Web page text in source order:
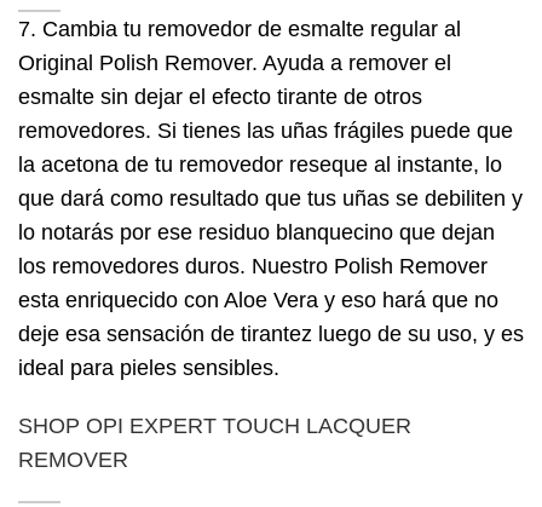
7. Cambia tu removedor de esmalte regular al
Original Polish Remover. Ayuda a remover el
esmalte sin dejar el efecto tirante de otros
removedores. Si tienes las uñas frágiles puede que
la acetona de tu removedor reseque al instante, lo
que dará como resultado que tus uñas se debiliten y
lo notarás por ese residuo blanquecino que dejan
los removedores duros. Nuestro Polish Remover
esta enriquecido con Aloe Vera y eso hará que no
deje esa sensación de tirantez luego de su uso, y es
ideal para pieles sensibles.
SHOP OPI EXPERT TOUCH LACQUER
REMOVER